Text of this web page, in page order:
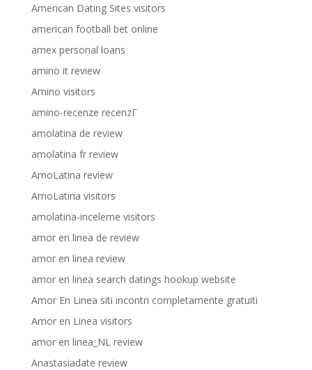
American Dating Sites visitors
american football bet online
amex personal loans
amino it review
Amino visitors
amino-recenze recenzГ­
amolatina de review
amolatina fr review
AmoLatina review
AmoLatina visitors
amolatina-inceleme visitors
amor en linea de review
amor en linea review
amor en linea search datings hookup website
Amor En Linea siti incontri completamente gratuiti
Amor en Linea visitors
amor en linea_NL review
Anastasiadate review